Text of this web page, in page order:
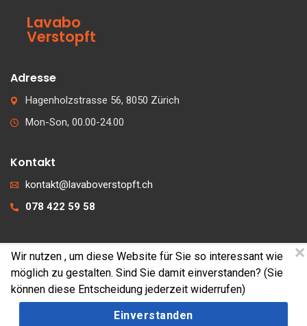
Lavabo
Verstopft
Adresse
Hagenholzstrasse 56, 8050 Zürich
Mon-Son, 00.00-24.00
Kontakt
kontakt@lavaboverstopft.ch
078 422 59 58
© 2026 lavaboverstopft.ch
Kontakt
Impressum
Cookies
Wir nutzen , um diese Website für Sie so interessant wie
möglich zu gestalten. Sind Sie damit einverstanden? (Sie
können diese Entscheidung jederzeit widerrufen)
Einverstanden